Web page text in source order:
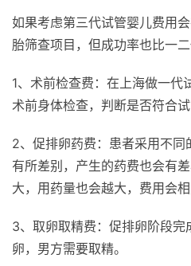
如果考虑第三代试管婴儿费用
胎筛查项目，但成功率也比一二
1、术前检查费：在上海做一代
术前身体检查，判断是否符合试
2、促排卵药费：患者采用不
有所差别，产生的药费也会有
大，用药量也会越大，费用会相
3、取卵取精费：促排卵阶段
卵，男方需要取精。